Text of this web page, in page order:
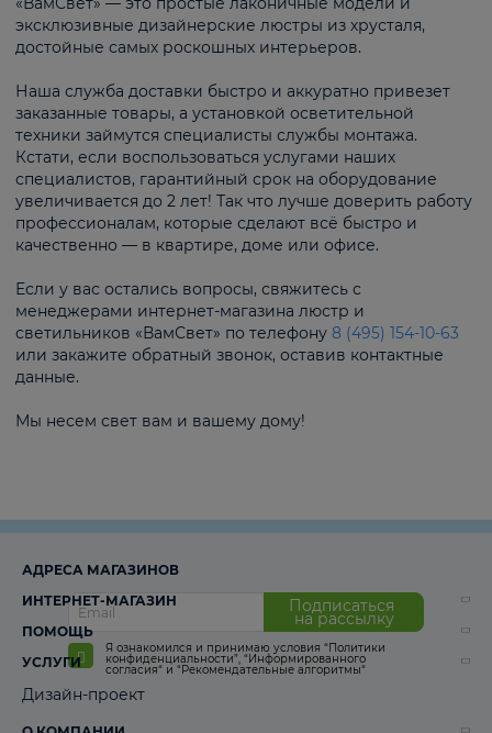
эксклюзивные дизайнерские люстры из хрусталя,
достойные самых роскошных интерьеров.
Наша служба доставки быстро и аккуратно привезет
заказанные товары, а установкой осветительной
техники займутся специалисты службы монтажа.
Кстати, если воспользоваться услугами наших
специалистов, гарантийный срок на оборудование
увеличивается до 2 лет! Так что лучше доверить работу
профессионалам, которые сделают всё быстро и
качественно — в квартире, доме или офисе.
Если у вас остались вопросы, свяжитесь с
менеджерами интернет-магазина люстр и
светильников «ВамСвет» по телефону 8 (495) 154-10-63
или закажите обратный звонок, оставив контактные
данные.
Мы несем свет вам и вашему дому!
Подписаться
на рассылку
Я ознакомился и принимаю условия “Политики
конфиденциальности”, “Информированного
согласия“ и “Рекомендательные алгоритмы“
АДРЕСА МАГАЗИНОВ
ИНТЕРНЕТ-МАГАЗИН
ПОМОЩЬ
УСЛУГИ
Дизайн-проект